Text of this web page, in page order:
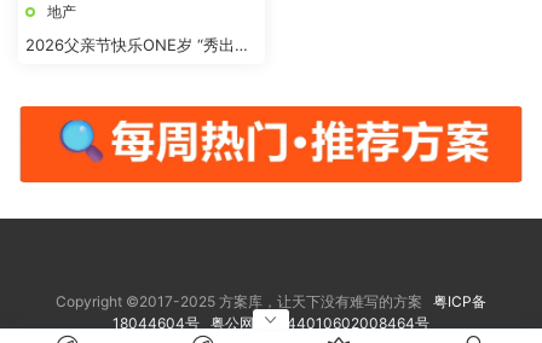
地产
2026父亲节快乐ONE岁 “秀出爸
Copyright ©2017-2025 方案库，让天下没有难写的方案 粤ICP备
18044604号 粤公网安备 44010602008464号